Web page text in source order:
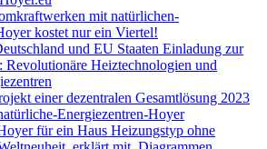
mit natürlichen-
kostet nur ein Viertel!
und EU Staaten Einladung zur
Revolutionäre Heiztechnologien und
einer dezentralen Gesamtlösung 2023
Energiezentren-Hoyer
für ein Haus Heizungstyp ohne